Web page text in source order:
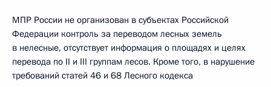
МПР России не организован в субъектах Российской
Федерации контроль за переводом лесных земель
в нелесные, отсутствует информация о площадях и целях
перевода по II и III группам лесов. Кроме того, в нарушение
требований статей 46 и 68 Лесного кодекса